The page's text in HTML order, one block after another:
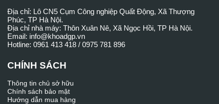
Địa chỉ: Lô CN5 Cụm Công nghiệp Quất Động, Xã Thượng
Phúc, TP Hà Nội.
Địa chỉ nhà máy: Thôn Xuân Nê, Xã Ngọc Hồi, TP Hà Nội.
Email: info@khoadgp.vn
Hotline: 0961 413 418 / 0975 781 896
CHÍNH SÁCH
Thông tin chủ sở hữu
Chính sách bảo mật
Hướng dẫn mua hàng